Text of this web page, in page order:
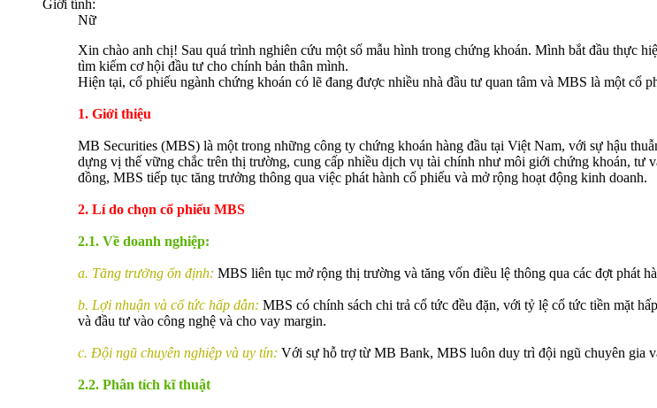
Giới tính:
Nữ
Xin chào anh chị! Sau quá trình nghiên cứu một số mẫu hình trong chứng khoán. Mình bắt đầu thực
tìm kiếm cơ hội đầu tư cho chính bản thân mình.
Hiện tại, cổ phiếu ngành chứng khoán có lẽ đang được nhiều nhà đầu tư quan tâm và MBS là một cổ
1. Giới thiệu
MB Securities (MBS) là một trong những công ty chứng khoán hàng đầu tại Việt Nam, với sự hậu
dựng vị thế vững chắc trên thị trường, cung cấp nhiều dịch vụ tài chính như môi giới chứng khoán, tư
đồng, MBS tiếp tục tăng trưởng thông qua việc phát hành cổ phiếu và mở rộng hoạt động kinh doanh.
2. Lí do chọn cổ phiếu MBS
2.1. Về doanh nghiệp:
a. Tăng trưởng ổn định: MBS liên tục mở rộng thị trường và tăng vốn điều lệ thông qua các đợt phát
b. Lợi nhuận và cổ tức hấp dẫn: MBS có chính sách chi trả cổ tức đều đặn, với tỷ lệ cổ tức tiền mặt
và đầu tư vào công nghệ và cho vay margin.
c. Đội ngũ chuyên nghiệp và uy tín: Với sự hỗ trợ từ MB Bank, MBS luôn duy trì đội ngũ chuyên gia
2.2. Phân tích kĩ thuật